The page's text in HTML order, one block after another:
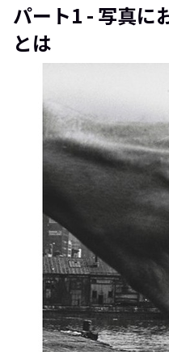
パート1 - 写真に
とは